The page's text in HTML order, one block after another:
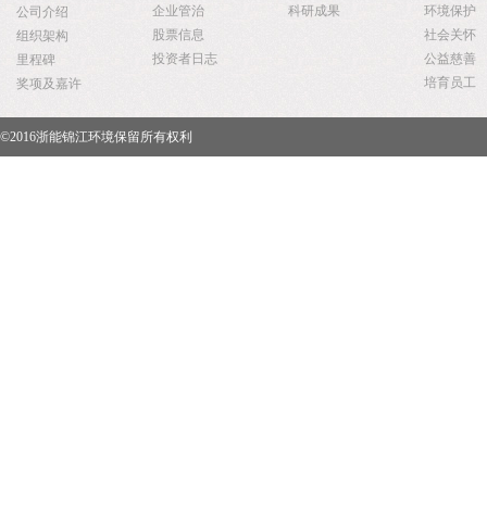
公司介绍
组织架构
里程碑
奖项及嘉许
企业管治
股票信息
投资者日志
科研成果
环境保护
社会关怀
公益慈善
培育员工
©2016浙能锦江环境保留所有权利